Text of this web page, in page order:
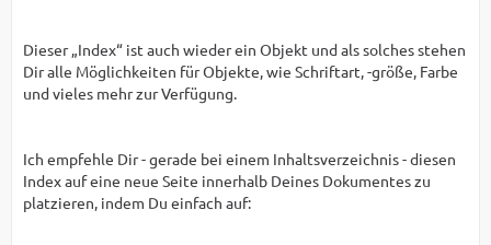
Dieser „Index“ ist auch wieder ein Objekt und als solches stehen
Dir alle Möglichkeiten für Objekte, wie Schriftart, -größe, Farbe
und vieles mehr zur Verfügung.
Ich empfehle Dir - gerade bei einem Inhaltsverzeichnis - diesen
Index auf eine neue Seite innerhalb Deines Dokumentes zu
platzieren, indem Du einfach auf: